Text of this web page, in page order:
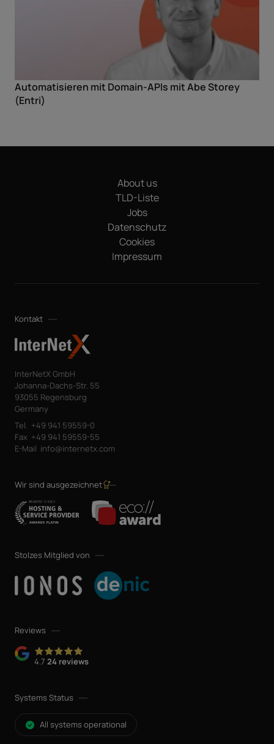
Automatisieren mit Domain-APIs mit Abe Storey
(Entri)
About us
TLD-Liste
Jobs
Datenschutz
Cookies
Impressum
Kontakt
InterNetX GmbH
Johanna-Dachs-Str. 55
93055 Regensburg
Germany
Tel. +49 941 59559-0
Fax +49 941 59559-55
E-Mail info@internetx.com
Wir sind ausgezeichnet
Stolzes Mitglied von
Reviews
4.7 24 reviews
Systems Status
All systems operational